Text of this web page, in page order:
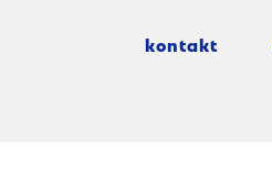
kontakt